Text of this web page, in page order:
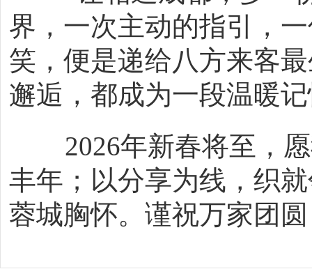
界，一次主动的指引，
笑，便是递给八方来客
邂逅，都成为一段温暖
2026年新春将至，
丰年；以分享为线，织
蓉城胸怀。谨祝万家团